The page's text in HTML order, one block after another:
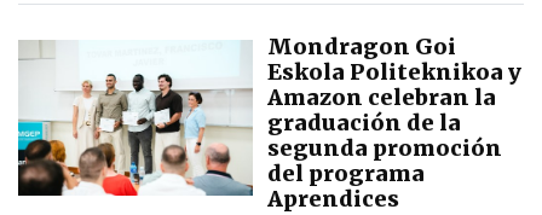
Mondragon Goi
Eskola Politeknikoa y
Amazon celebran la
graduación de la
segunda promoción
del programa
Aprendices